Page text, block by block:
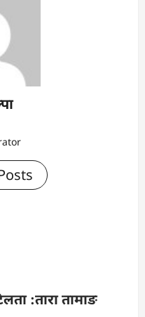
:तारा तामाङ